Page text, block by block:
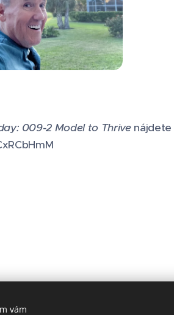
009-2 Model to Thrive nájdete
poskytol
vám